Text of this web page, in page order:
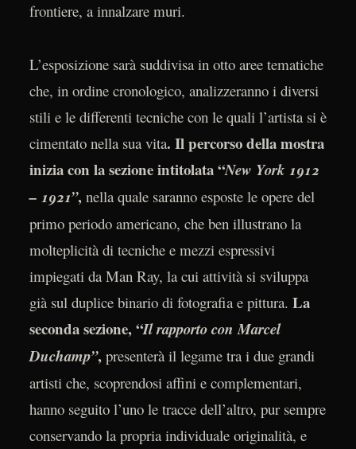
frontiere, a innalzare muri.
L’esposizione sarà suddivisa in otto aree tematiche
che, in ordine cronologico, analizzeranno i diversi
stili e le differenti tecniche con le quali l’artista si è
cimentato nella sua vita. Il percorso della mostra
inizia con la sezione intitolata “New York 1912
– 1921”, nella quale saranno esposte le opere del
primo periodo americano, che ben illustrano la
molteplicità di tecniche e mezzi espressivi
impiegati da Man Ray, la cui attività si sviluppa
già sul duplice binario di fotografia e pittura. La
seconda sezione, “Il rapporto con Marcel
Duchamp”, presenterà il legame tra i due grandi
artisti che, scoprendosi affini e complementari,
hanno seguito l’uno le tracce dell’altro, pur sempre
conservando la propria individuale originalità, e